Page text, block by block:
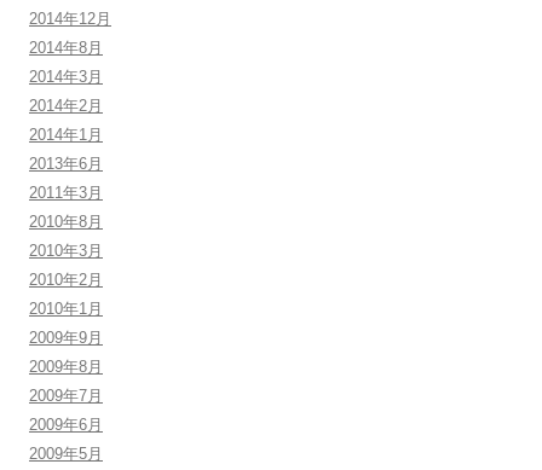
2014年12月
2014年8月
2014年3月
2014年2月
2014年1月
2013年6月
2011年3月
2010年8月
2010年3月
2010年2月
2010年1月
2009年9月
2009年8月
2009年7月
2009年6月
2009年5月